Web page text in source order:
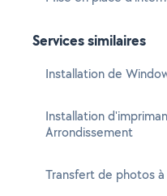
Services similaires
Installation de
Installation
Arrondissement
Transfert de photos